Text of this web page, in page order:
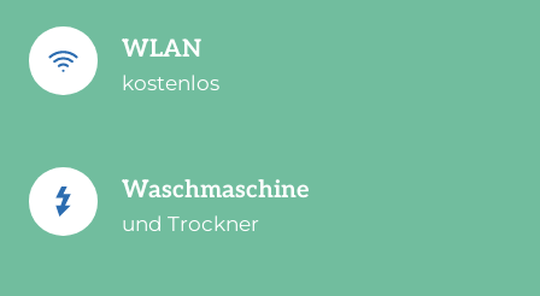
WLAN
kostenlos
Waschmaschine
und Trockner